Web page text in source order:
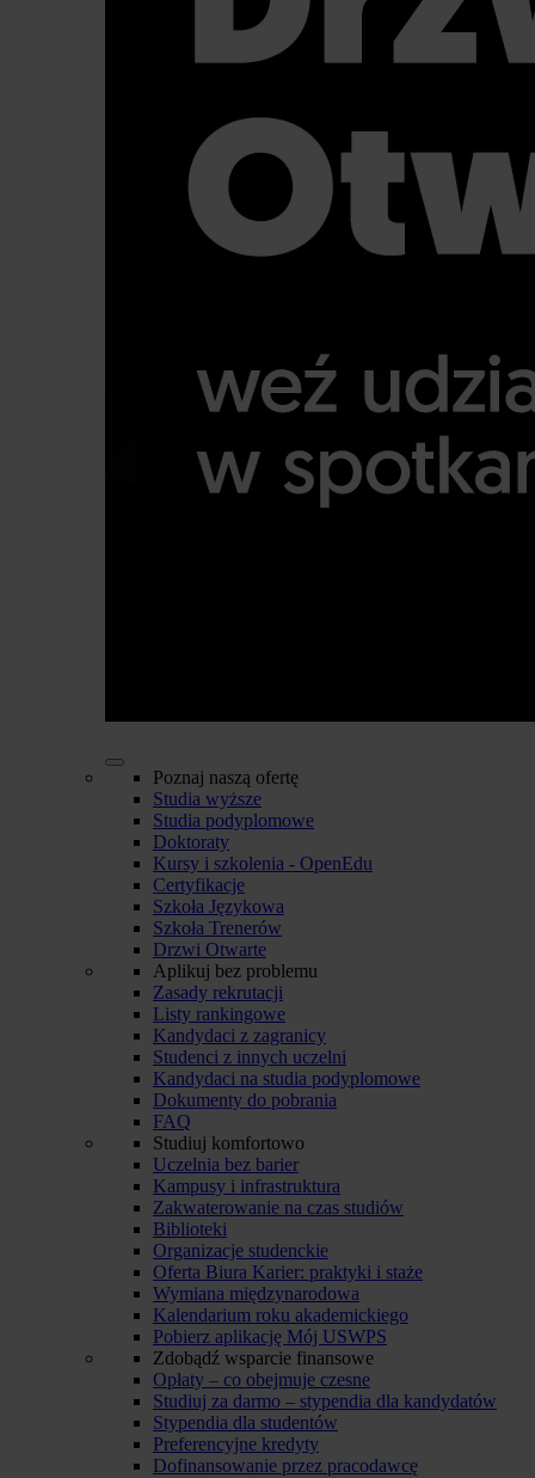
Poznaj naszą ofertę
Studia wyższe
Studia podyplomowe
Doktoraty
Kursy i szkolenia - OpenEdu
Certyfikacje
Szkoła Językowa
Szkoła Trenerów
Drzwi Otwarte
Aplikuj bez problemu
Zasady rekrutacji
Listy rankingowe
Kandydaci z zagranicy
Studenci z innych uczelni
Kandydaci na studia podyplomowe
Dokumenty do pobrania
FAQ
Studiuj komfortowo
Uczelnia bez barier
Kampusy i infrastruktura
Zakwaterowanie na czas studiów
Biblioteki
Organizacje studenckie
Oferta Biura Karier: praktyki i staże
Wymiana międzynarodowa
Kalendarium roku akademickiego
Pobierz aplikację Mój USWPS
Zdobądź wsparcie finansowe
Opłaty – co obejmuje czesne
Studiuj za darmo – stypendia dla kandydatów
Stypendia dla studentów
Preferencyjne kredyty
Dofinansowanie przez pracodawcę